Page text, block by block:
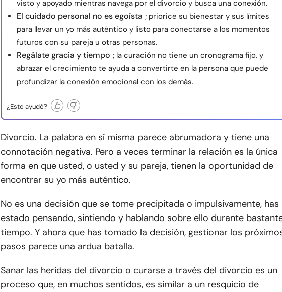
visto y apoyado mientras navega por el divorcio y busca una conexión.
El cuidado personal no es egoísta ; priorice su bienestar y sus límites
para llevar un yo más auténtico y listo para conectarse a los momentos
futuros con su pareja u otras personas.
Regálate gracia y tiempo ; la curación no tiene un cronograma fijo, y
abrazar el crecimiento te ayuda a convertirte en la persona que puede
profundizar la conexión emocional con los demás.
¿Esto ayudó?
Divorcio. La palabra en sí misma parece abrumadora y tiene una
connotación negativa. Pero a veces terminar la relación es la única
forma en que usted, o usted y su pareja, tienen la oportunidad de
encontrar su yo más auténtico.
No es una decisión que se tome precipitada o impulsivamente, has
estado pensando, sintiendo y hablando sobre ello durante
tiempo. Y ahora que has tomado la decisión, gestionar los
pasos parece una ardua batalla.
Sanar las heridas del divorcio o curarse a través del divorcio es un
proceso que, en muchos sentidos, es similar a un resquicio de